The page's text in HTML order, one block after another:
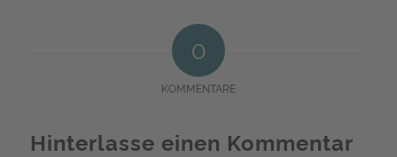
0
KOMMENTARE
Hinterlasse einen Kommentar